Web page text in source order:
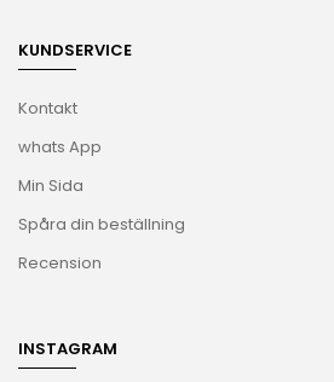
KUNDSERVICE
Kontakt
whats App
Min Sida
Spåra din beställning
Recension
INSTAGRAM